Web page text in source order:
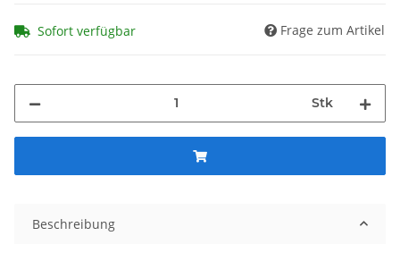
Sofort verfügbar Frage zum Artikel
Stk
Beschreibung